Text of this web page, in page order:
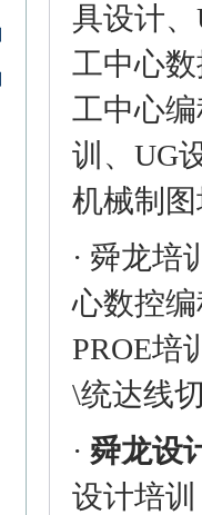
具设计
工中心
工中心
训、UG
机械制
· 舜龙培
心数控
PROE培
\统达线
· 舜龙设
设计培